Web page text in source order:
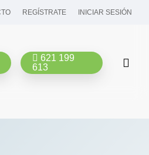
REGÍSTRATE INICIAR SESIÓN
621 199
613